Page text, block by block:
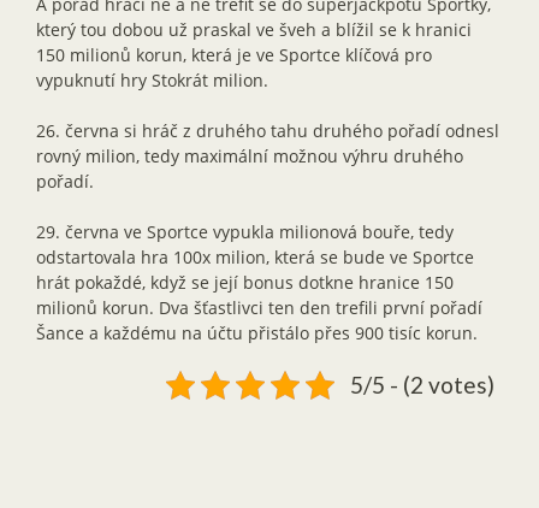
který tou dobou už praskal ve šveh a blížil se k hranici
150 milionů korun, která je ve Sportce klíčová pro
vypuknutí hry Stokrát milion.
26. června si hráč z druhého tahu druhého pořadí odnesl
rovný milion, tedy maximální možnou výhru druhého
pořadí.
29. června ve Sportce vypukla milionová bouře, tedy
odstartovala hra 100x milion, která se bude ve Sportce
hrát pokaždé, když se její bonus dotkne hranice 150
milionů korun. Dva šťastlivci ten den trefili první pořadí
Šance a každému na účtu přistálo přes 900 tisíc korun.
5/5 - (2 votes)